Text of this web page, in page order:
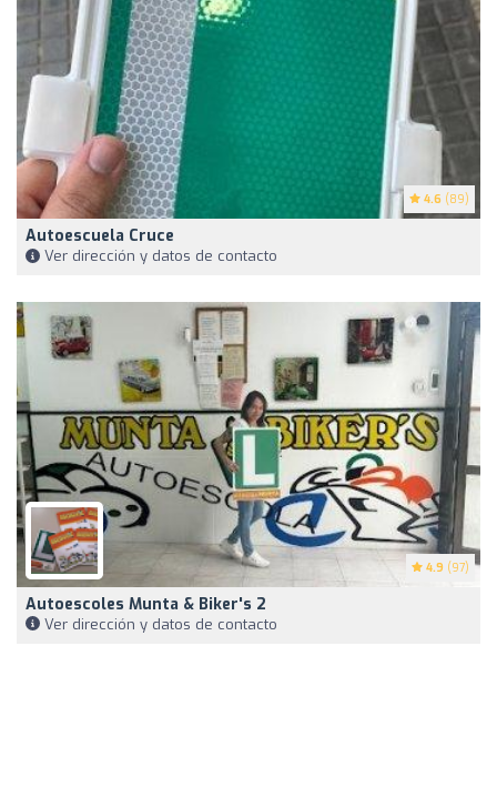
4.6 (89)
Autoescuela Cruce
Ver dirección y datos de contacto
4.9 (97)
Autoescoles Munta & Biker's 2
Ver dirección y datos de contacto